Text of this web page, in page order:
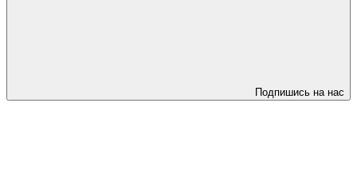
Подпишись на нас